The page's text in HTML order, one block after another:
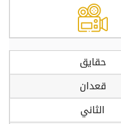
حقايق
قعدان
الثاني